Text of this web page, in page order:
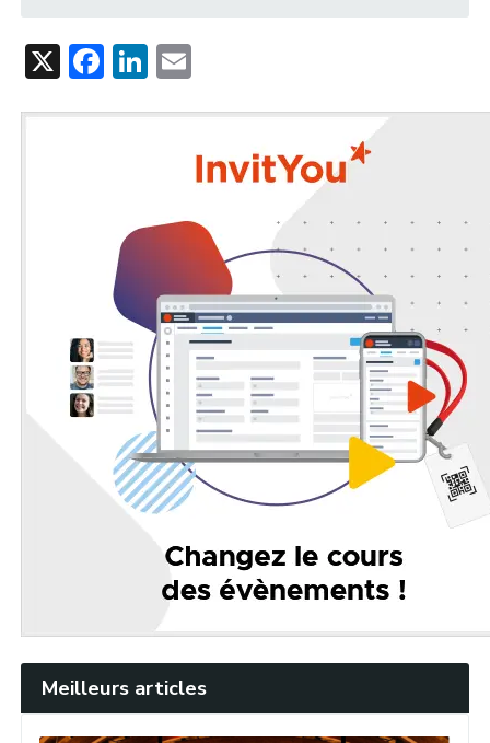
X Facebook
LinkedIn
Meilleurs articles